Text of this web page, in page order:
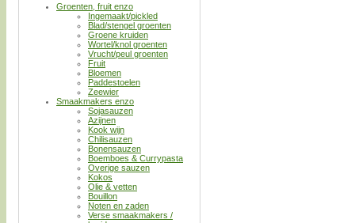
Groenten, fruit enzo
Ingemaakt/pickled
Blad/stengel groenten
Groene kruiden
Wortel/knol groenten
Vrucht/peul groenten
Fruit
Bloemen
Paddestoelen
Zeewier
Smaakmakers enzo
Sojasauzen
Azijnen
Kook wijn
Chilisauzen
Bonensauzen
Boemboes & Currypasta
Overige sauzen
Kokos
Olie & vetten
Bouillon
Noten en zaden
Verse smaakmakers /